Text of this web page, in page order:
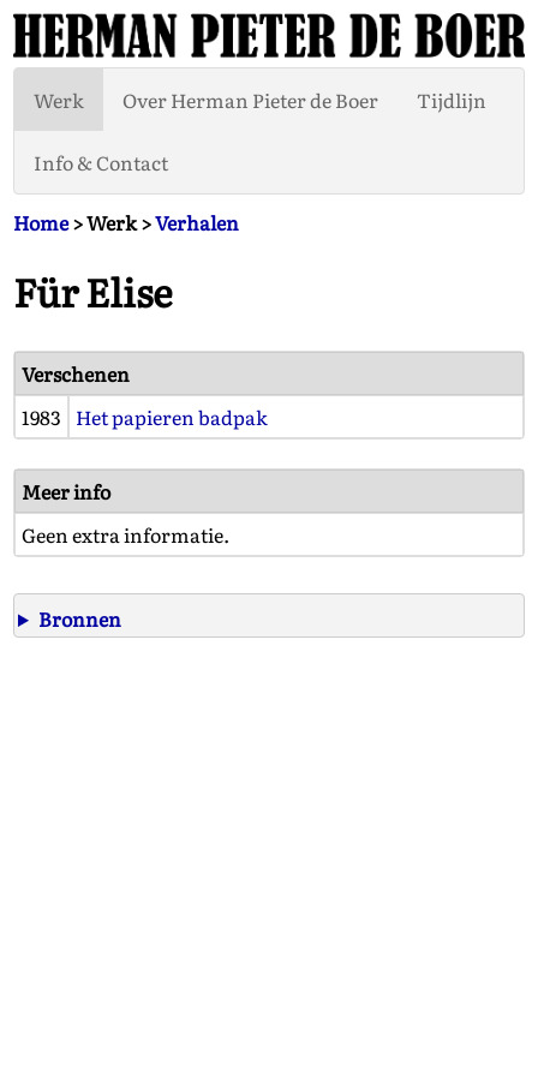
Werk Over Herman Pieter de Boer Tijdlijn
Info & Contact
Home> Werk >Verhalen
Für Elise
Verschenen
1983 Het papieren badpak
Meer info
Geen extra informatie.
Bronnen